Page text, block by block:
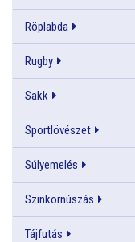
Röplabda
Rugby
Sakk
Sportlövészet
Súlyemelés
Szinkornúszás
Tájfutás